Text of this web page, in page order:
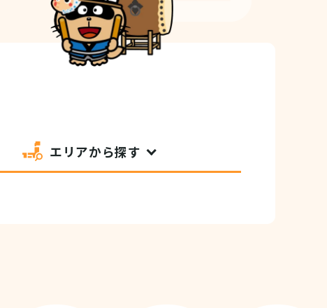
エリアから探す
観光に関するお問い合わせ
イベント情報掲載申込フォーム